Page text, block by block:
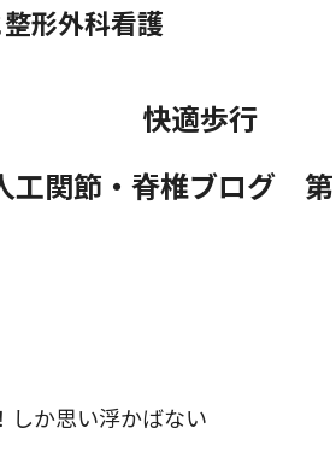
形外科看護
快適歩行
工関節・脊椎ブログ
しか思い浮かばない